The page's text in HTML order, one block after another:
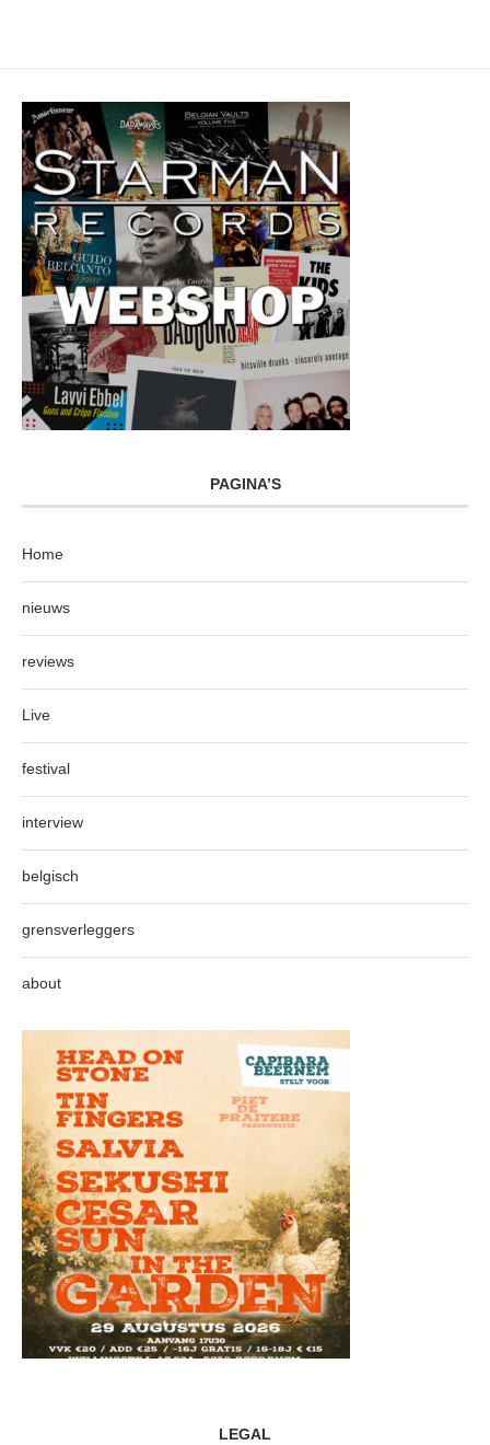
PAGINA’S
Home
nieuws
reviews
Live
festival
interview
belgisch
grensverleggers
about
LEGAL